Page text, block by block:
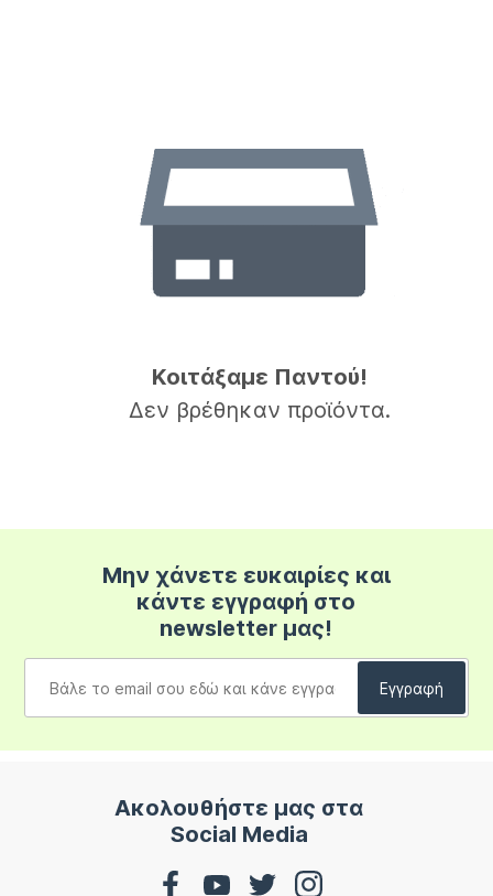
Κοιτάξαμε Παντού!
Δεν βρέθηκαν προϊόντα.
Μην χάνετε ευκαιρίες και
κάντε εγγραφή στο
newsletter μας!
Ακολουθήστε μας στα
Social Media